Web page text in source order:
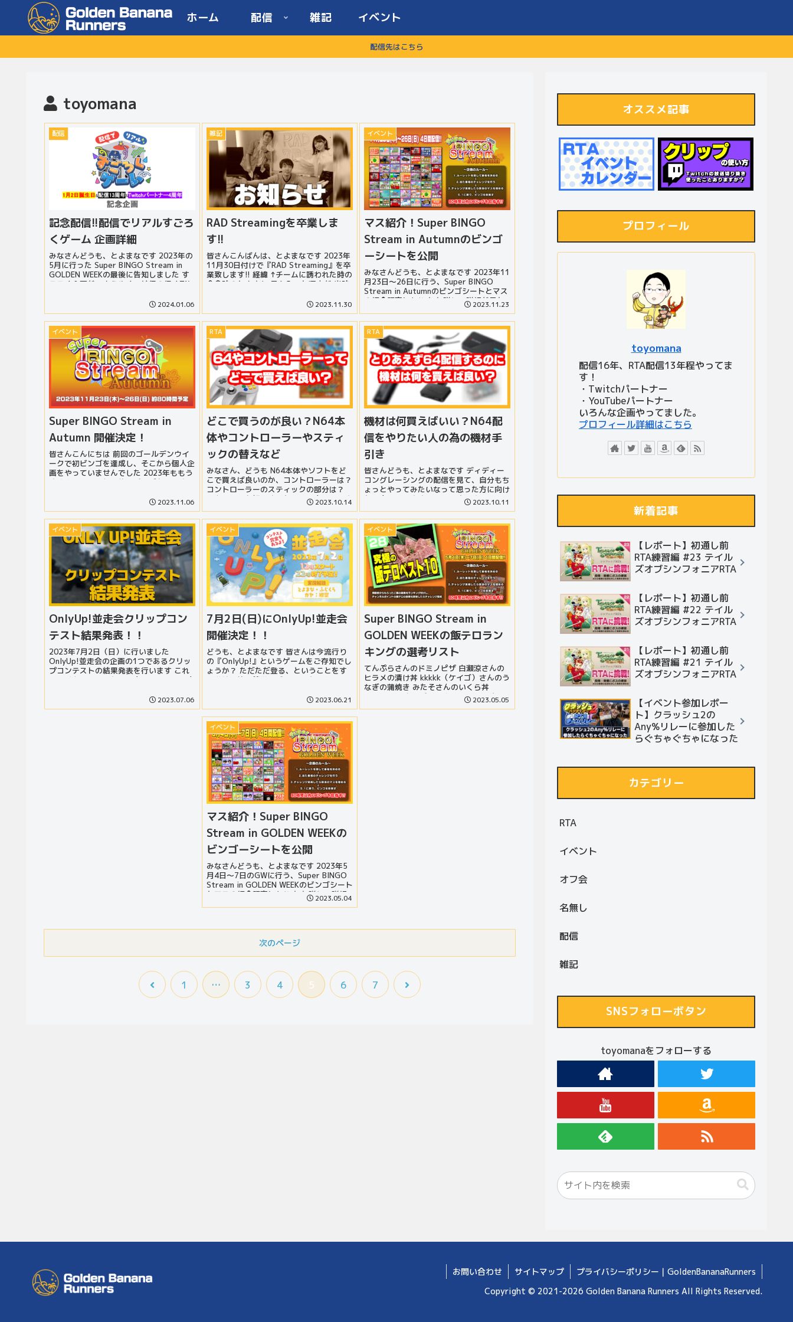
ホーム 配信 雑記 イベント
配信先はこちら
toyomana
配信
記念配信!!配信でリアルすごろ
くゲーム 企画詳細
みなさんどうも、とよまなです 2023年の
5月に行った Super BINGO Stream in
GOLDEN WEEKの最後に告知しました す
ごろく企画が、ようやく、納得の行く形に
2024.01.06
雑記
RAD Streamingを卒業しま
す!!
皆さんこんばんは、とよまなです 2023年
11月30日付けで『RAD Streaming』を卒
業致します!! 経緯 ↑チームに誘われた時の
会食時のとよまな 元々入った理由が 当時
2023.11.30
イベント
マス紹介！Super BINGO
Stream in Autumnのビンゴ
ーシートを公開
みなさんどうも、とよまなです 2023年11
月23日～26日に行う、Super BINGO
Stream in Autumnのビンゴシートとマス
の紹介記事になります 詳しい詳細が見た
い方はこちらの記事をご確認ください！ ...
2023.11.23
イベント
Super BINGO Stream in
Autumn 開催決定！
皆さんこんにちは 前回のゴールデンウイ
ークで初ビンゴを達成し、そこから個人企
画をやっていませんでした 2023年ももう
すぐ終わり、今年最後のビンゴをやりま
2023.11.06
RTA
どこで買うのが良い？N64本
体やコントローラーやスティ
ックの替えなど
みなさん、どうも N64本体やソフトをど
こで買えば良いのか、コントローラーは？
コントローラーのスティックの部分は？
そんな疑問を解決するための記事になりま
す ディディーコングレーシングに興味持
った人が読んでる可能性が高いの...
2023.10.14
RTA
機材は何買えばいい？N64配
信をやりたい人の為の機材手
引き
皆さんどうも、とよまなです ディディー
コングレーシングの配信を見て、自分もち
ょっとやってみたいなって思った方に向け
た記事になります やってみたいと思って
も何を買えばいいのか、高い機材を買わな
いとできないのかな？、そう思った方に
読...
2023.10.11
イベント
OnlyUp!並走会クリップコン
テスト結果発表！！
2023年7月2日（日）に行いました
OnlyUp!並走会の企画の1つであるクリッ
プコンテストの結果発表を行います これ
ってどんな企画？という方はこちらの記事
2023.07.06
イベント
7月2日(日)にOnlyUp!並走会
開催決定！！
どうも、とよまなです 皆さんは今流行り
の『OnlyUp!』というゲームをご存知でし
ょうか？ ただただ登る、ということをす
る単純明快で簡単なゲームです 元々3Dア
2023.06.21
イベント
Super BINGO Stream in
GOLDEN WEEKの飯テロラン
キングの選考リスト
てんぷらさんのドミノピザ 白瀬涼さんの
ヒラメの漬け丼 kkkkk（ケイゴ）さんのう
なぎの蒲焼き みたそさんのいくら丼
Jiousennさんのビーフウェリントン かえ
でゆきさんのステーキ ラピードさんの博
2023.05.05
イベント
マス紹介！Super BINGO
Stream in GOLDEN WEEKの
ビンゴーシートを公開
みなさんどうも、とよまなです 2023年5
月4日～7日のGWに行う、Super BINGO
Stream in GOLDEN WEEKのビンゴシート
とマスの紹介記事になります 詳しい詳細
が見たい方はこちらの記事をご確認くださ
2023.05.04
次のページ
1 … 3 4 5 6 7
オススメ記事
プロフィール
toyomana
配信16年、RTA配信13年程やってま
す！
・Twitchパートナー
・YouTubeパートナー
いろんな企画やってました。
プロフィール詳細はこちら
新着記事
【レポート】初通し前
RTA練習編 #23 テイル
ズオブシンフォニアRTA
【レポート】初通し前
RTA練習編 #22 テイル
ズオブシンフォニアRTA
【レポート】初通し前
RTA練習編 #21 テイル
ズオブシンフォニアRTA
【イベント参加レポー
ト】クラッシュ2の
Any%リレーに参加した
らぐちゃぐちゃになった
カテゴリー
RTA
イベント
オフ会
名無し
配信
雑記
SNSフォローボタン
toyomanaをフォローする
お問い合わせ サイトマップ
プライバシーポリシー｜GoldenBananaRunners
Copyright © 2021-2026 Golden Banana Runners All Rights Reserved.